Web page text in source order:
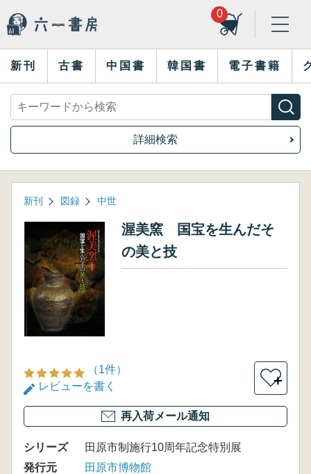
0
新刊 古書 中国書 韓国書 電子書籍
詳細検索
新刊 図録 中世
渥美窯 国宝を生んだそ
の美と技
（1件）
レビューを書く
＋
再入荷メール通知
シリーズ
田原市制施行10周年記念特別展
発行元
田原市博物館